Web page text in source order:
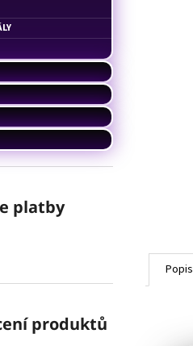
platby
produktů
Popis